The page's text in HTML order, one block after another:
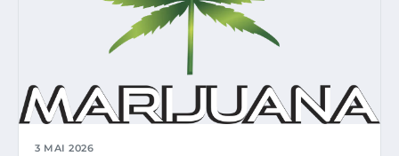
3 MAI 2026